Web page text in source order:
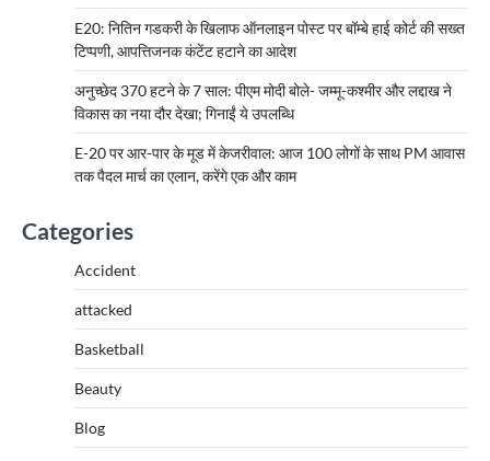
E20: नितिन गडकरी के खिलाफ ऑनलाइन पोस्ट पर बॉम्बे हाई कोर्ट की सख्त
टिप्पणी, आपत्तिजनक कंटेंट हटाने का आदेश
अनुच्छेद 370 हटने के 7 साल: पीएम मोदी बोले- जम्मू-कश्मीर और लद्दाख ने
विकास का नया दौर देखा; गिनाईं ये उपलब्धि
E-20 पर आर-पार के मूड में केजरीवाल: आज 100 लोगों के साथ PM आवास
तक पैदल मार्च का एलान, करेंगे एक और काम
Categories
Accident
attacked
Basketball
Beauty
Blog